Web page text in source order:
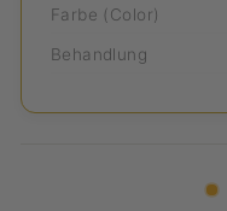
Farbe (Color)
Behandlung